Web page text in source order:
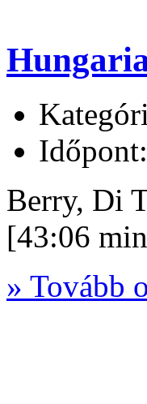
Időpont:
Berry, Di
[43:06
» Tovább